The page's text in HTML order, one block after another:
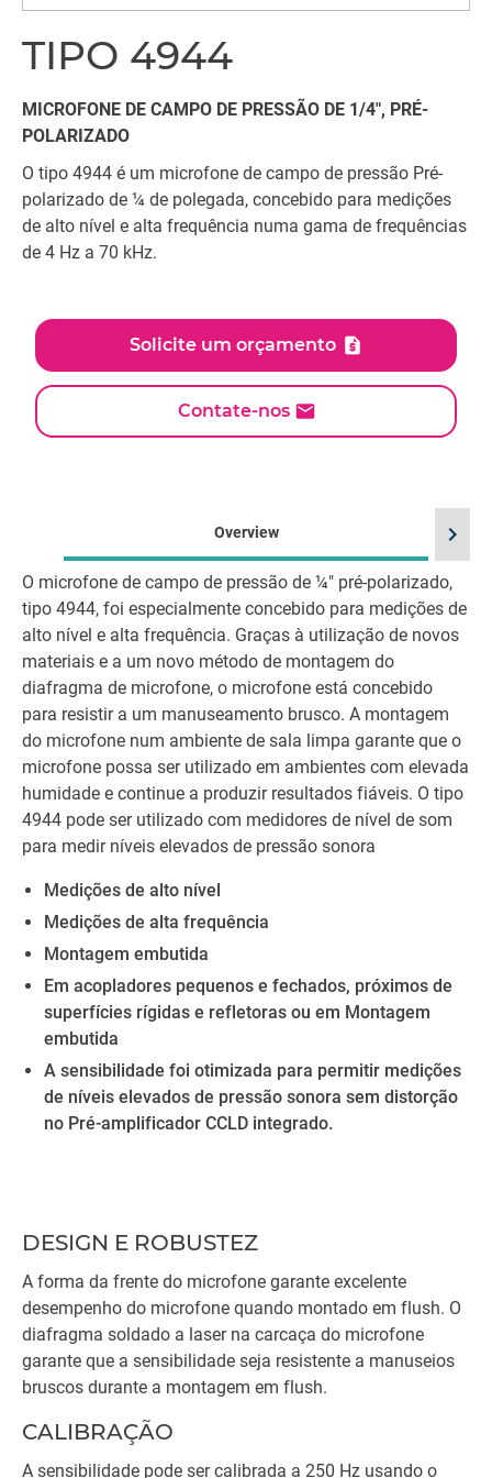
TIPO 4944
MICROFONE DE CAMPO DE PRESSÃO DE 1/4", PRÉ-
POLARIZADO
O tipo 4944 é um microfone de campo de pressão Pré-
polarizado de ¼ de polegada, concebido para medições
de alto nível e alta frequência numa gama de frequências
de 4 Hz a 70 kHz.
Solicite um orçamento
Contate-nos
Overview
O microfone de campo de pressão de ¼″ pré-polarizado,
tipo 4944, foi especialmente concebido para medições de
alto nível e alta frequência. Graças à utilização de novos
materiais e a um novo método de montagem do
diafragma de microfone, o microfone está concebido
para resistir a um manuseamento brusco. A montagem
do microfone num ambiente de sala limpa garante que o
microfone possa ser utilizado em ambientes com elevada
humidade e continue a produzir resultados fiáveis. O tipo
4944 pode ser utilizado com medidores de nível de som
para medir níveis elevados de pressão sonora
Medições de alto nível
Medições de alta frequência
Montagem embutida
Em acopladores pequenos e fechados, próximos de
superfícies rígidas e refletoras ou em Montagem
embutida
A sensibilidade foi otimizada para permitir medições
de níveis elevados de pressão sonora sem distorção
no Pré-amplificador CCLD integrado.
chevron_right
DESIGN E ROBUSTEZ
A forma da frente do microfone garante excelente
desempenho do microfone quando montado em flush. O
diafragma soldado a laser na carcaça do microfone
garante que a sensibilidade seja resistente a manuseios
bruscos durante a montagem em flush.
CALIBRAÇÃO
A sensibilidade pode ser calibrada a 250 Hz usando o